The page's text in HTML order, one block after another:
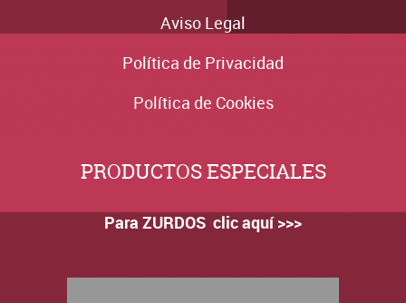
Aviso Legal
Política de Privacidad
Política de Cookies
PRODUCTOS ESPECIALES
Para ZURDOS clic aquí >>>